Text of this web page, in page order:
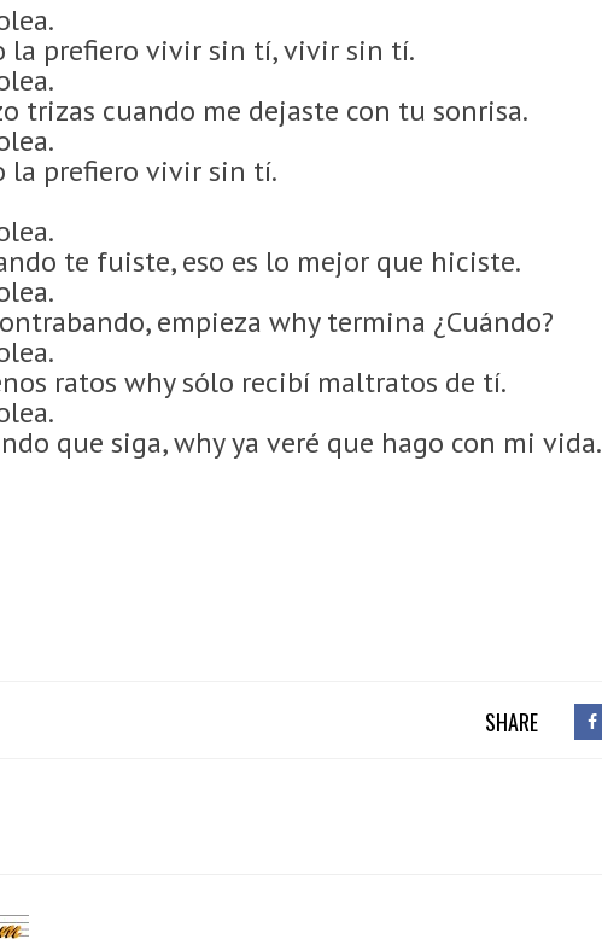
la prefiero vivir sin tí, vivir sin tí.
trizas cuando me dejaste con tu sonrisa.
la prefiero vivir sin tí.
te fuiste, eso es lo mejor que hiciste.
empieza why termina ¿Cuándo?
ratos why sólo recibí maltratos de tí.
que siga, why ya veré que hago con mi vida.
SHARE